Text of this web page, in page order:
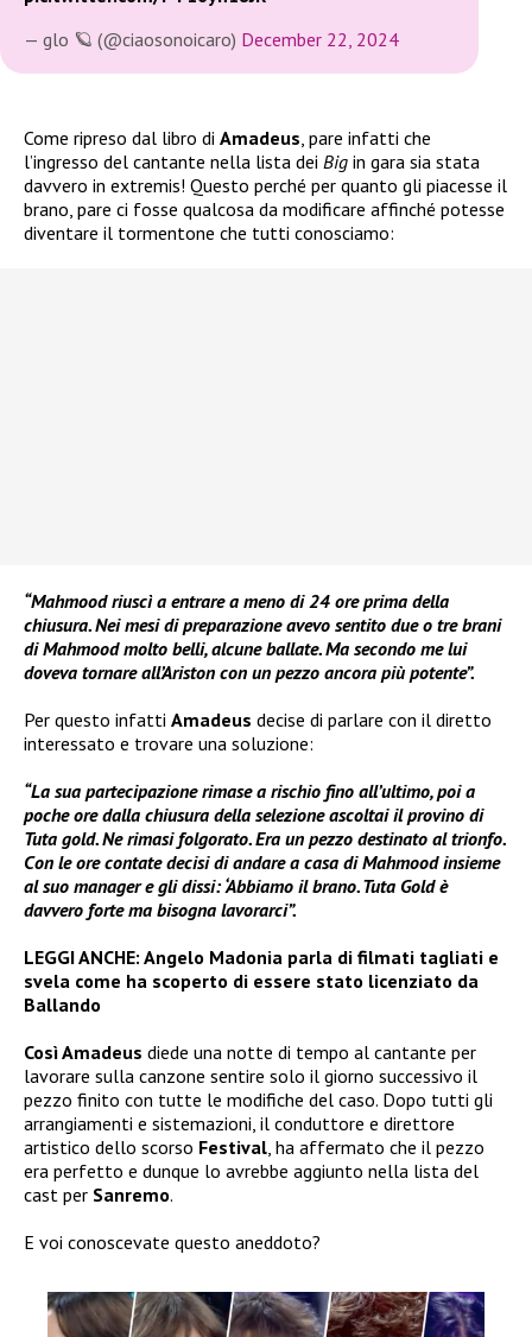
— glo 🪐 (@ciaosonoicaro) December 22, 2024
Come ripreso dal libro di Amadeus , pare infatti che
l’ingresso del cantante nella lista dei Big in gara sia stata
davvero in extremis! Questo perché per quanto gli piacesse il
brano, pare ci fosse qualcosa da modificare affinché potesse
diventare il tormentone che tutti conosciamo:
“Mahmood riuscì a entrare a meno di 24 ore prima della
chiusura. Nei mesi di preparazione avevo sentito due o tre brani
di Mahmood molto belli, alcune ballate. Ma secondo me lui
doveva tornare all’Ariston con un pezzo ancora più potente”.
Per questo infatti Amadeus decise di parlare con il diretto
interessato e trovare una soluzione:
“La sua partecipazione rimase a rischio fino all’ultimo, poi a
poche ore dalla chiusura della selezione ascoltai il provino di
Tuta gold. Ne rimasi folgorato. Era un pezzo destinato al trionfo.
Con le ore contate decisi di andare a casa di Mahmood insieme
al suo manager e gli dissi: ‘Abbiamo il brano. Tuta Gold è
davvero forte ma bisogna lavorarci”.
LEGGI ANCHE: Angelo Madonia parla di filmati tagliati e
svela come ha scoperto di essere stato licenziato da
Ballando
Così Amadeus diede una notte di tempo al cantante per
lavorare sulla canzone sentire solo il giorno successivo il
pezzo finito con tutte le modifiche del caso. Dopo tutti gli
arrangiamenti e sistemazioni, il conduttore e direttore
artistico dello scorso Festival , ha affermato che il pezzo
era perfetto e dunque lo avrebbe aggiunto nella lista del
cast per Sanremo.
E voi conoscevate questo aneddoto?